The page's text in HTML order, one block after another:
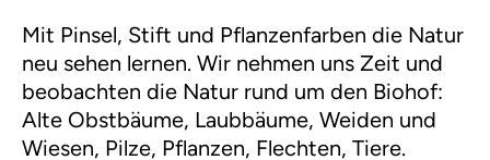
Mit Pinsel, Stift und Pflanzenfarben die Natur
neu sehen lernen. Wir nehmen uns Zeit und
beobachten die Natur rund um den Biohof:
Alte Obstbäume, Laubbäume, Weiden und
Wiesen, Pilze, Pflanzen, Flechten, Tiere.